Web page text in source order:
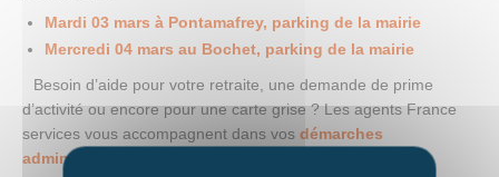
Mardi 03 mars à Pontamafrey, parking de la mairie
Mercredi 04 mars au Bochet, parking de la mairie
Besoin d’aide pour votre retraite, une demande de prime
d’activité ou encore pour une carte grise ? Les agents France
services vous accompagnent dans vos démarches
administratives en ligne.